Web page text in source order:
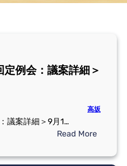
例会：議案詳細＞
高坂
議案詳細＞9月1…
Read More:
0